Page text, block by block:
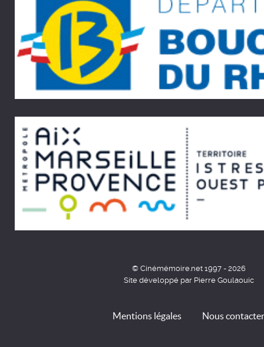
© Cinémémoire.net 1997 - 2026
Site développé par Pierre Goulaouic
Mentions légales Nous contacter